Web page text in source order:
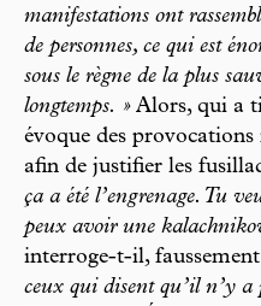
manifestations ont
de personnes, ce qui est
sous le règne de la plus
longtemps. » Alors, qui a
évoque des
afin de justifier les
ça a été l’engrenage. Tu
peux avoir une
interroge-t-il,
ceux qui disent qu’il n’y a